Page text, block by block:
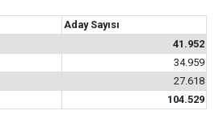
Aday Sayısı
41.952
34.959
27.618
104.529